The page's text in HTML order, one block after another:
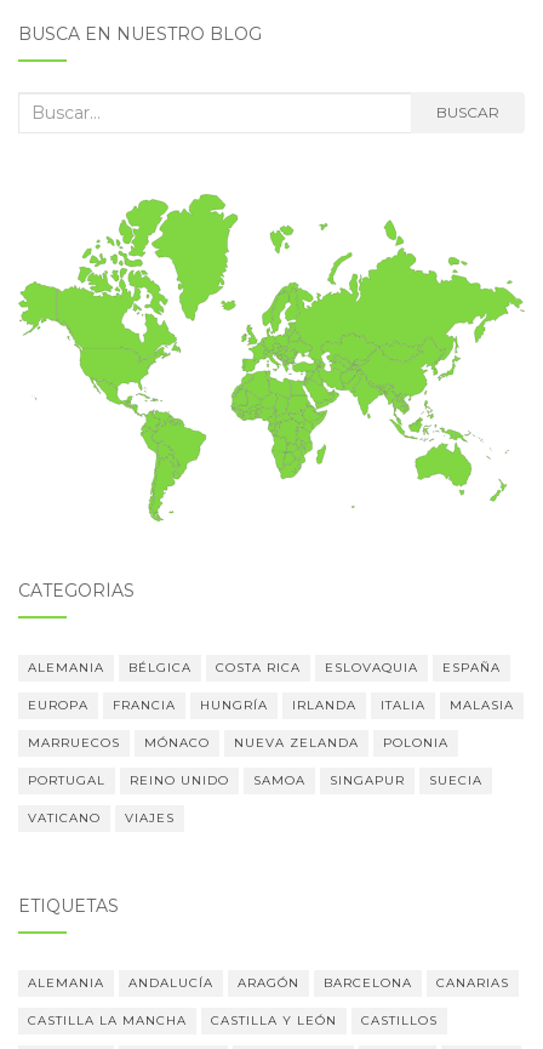
BUSCA EN NUESTRO BLOG
Buscar: BUSCAR
CATEGORÍAS
ALEMANIA BÉLGICA COSTA RICA ESLOVAQUIA ESPAÑA
EUROPA FRANCIA HUNGRÍA IRLANDA ITALIA MALASIA
MARRUECOS MÓNACO NUEVA ZELANDA POLONIA
PORTUGAL REINO UNIDO SAMOA SINGAPUR SUECIA
VATICANO VIAJES
ETIQUETAS
ALEMANIA ANDALUCÍA ARAGÓN BARCELONA CANARIAS
CASTILLA LA MANCHA CASTILLA Y LEÓN CASTILLOS